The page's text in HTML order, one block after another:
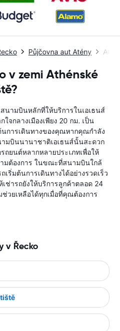
Půjčovna aut Atény
v zemi Athénské
นามบินหลักที่ให้บริการในเอเธนส์
ใจกลางเมืองเพียง 20 กม. เป็น
นการเดินทางของคุณหากคุณกำลัง
ามบินนานาชาติเอเธนส์นั้นสะดวก
ถยนต์หลากหลายประเภทเพื่อให้
มต้องการ ในขณะที่สนามบินใกล้
ริ่มต้นการเดินทางได้อย่างรวดเร็ว
ช่ารถยังให้บริการลูกค้าตลอด 24
วยเหลือได้ทุกเมื่อที่คุณต้องการ
v Řecko